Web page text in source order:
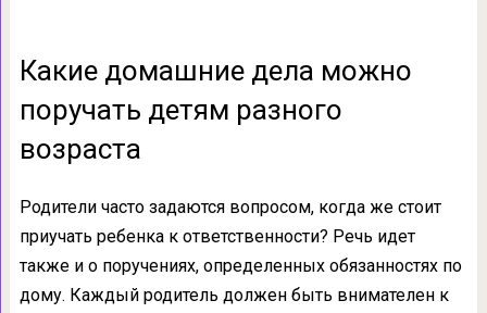
Какие домашние дела можно
поручать детям разного
возраста
Родители часто задаются вопросом, когда же стоит
приучать ребенка к ответственности? Речь идет
также и о поручениях, определенных обязанностях по
дому. Каждый родитель должен быть внимателен к